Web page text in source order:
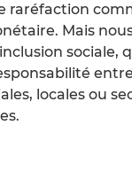
raréfaction
Mais
sociale,
locales ou